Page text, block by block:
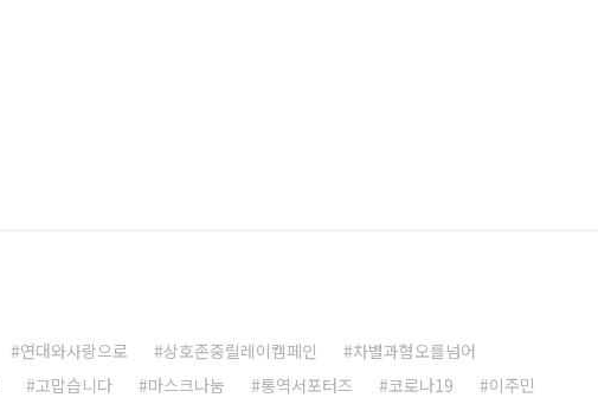
연대와사랑으로 상호존중릴레이캠페인
차별과혐오를넘어
고맙습니다 마스크나눔 통역서포터즈 코로나19 이주민